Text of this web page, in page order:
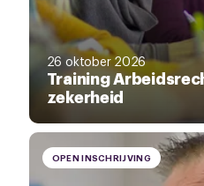
26 oktober 2026
Training
zekerheid
OPEN INSCHRIJVING